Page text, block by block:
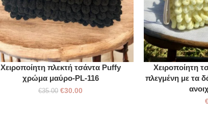
Χειροποίητη πλεκτή τσάντα Puffy
χρώμα μαύρο-PL-116
€35.00 €30.00
Χειροποίητη
πλεγμένη με τα